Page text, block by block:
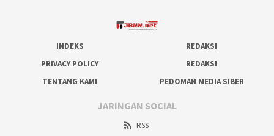
INDEKS
REDAKSI
PRIVACY POLICY
REDAKSI
TENTANG KAMI
PEDOMAN MEDIA SIBER
JARINGAN SOCIAL
RSS